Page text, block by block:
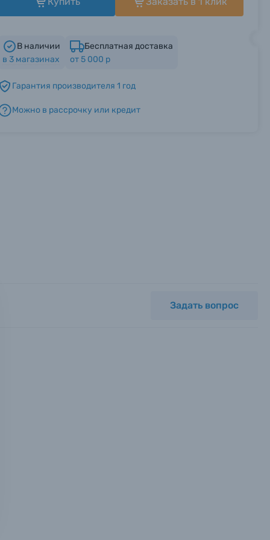
с
В наличии
в 3магазинах
Бесплатная доставка
от 5 000 р
Гарантия производителя 1 год
Можно в рассрочку или кредит
Задать вопрос